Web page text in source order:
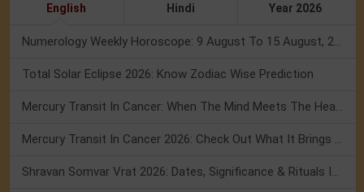
English Hindi Year 2026
Total Solar Eclipse 2026: Know Zodiac Wise Prediction